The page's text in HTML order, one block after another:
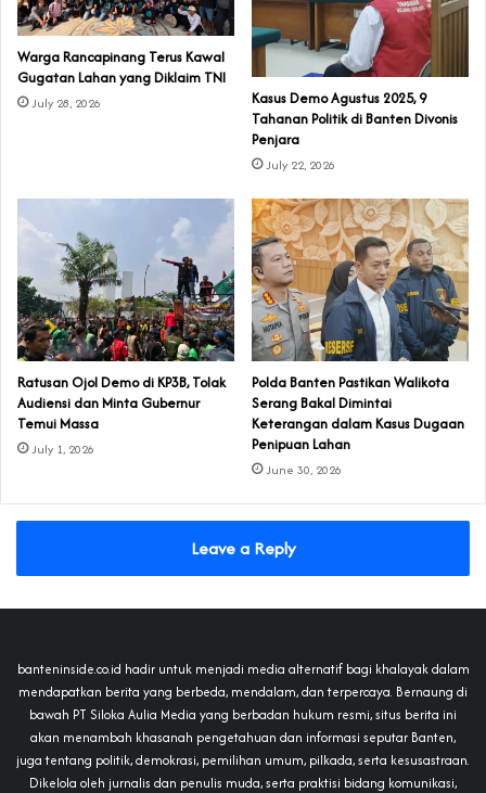
‎Warga Rancapinang Terus Kawal
Gugatan Lahan yang Diklaim TNI‎‎
July 28, 2026
‎Kasus Demo Agustus 2025, 9
Tahanan Politik di Banten Divonis
Penjara
July 22, 2026
‎Ratusan Ojol Demo di KP3B, Tolak
Audiensi dan Minta Gubernur
Temui Massa
July 1, 2026
Polda Banten Pastikan Walikota
Serang Bakal Dimintai
Keterangan dalam Kasus Dugaan
Penipuan Lahan
June 30, 2026
Leave a Reply
banteninside.co.id hadir untuk menjadi media alternatif bagi khalayak dalam
mendapatkan berita yang berbeda, mendalam, dan terpercaya. Bernaung di
bawah PT Siloka Aulia Media yang berbadan hukum resmi, situs berita ini
akan menambah khasanah pengetahuan dan informasi seputar Banten,
juga tentang politik, demokrasi, pemilihan umum, pilkada, serta kesusastraan.
Dikelola oleh jurnalis dan penulis muda, serta praktisi bidang komunikasi,